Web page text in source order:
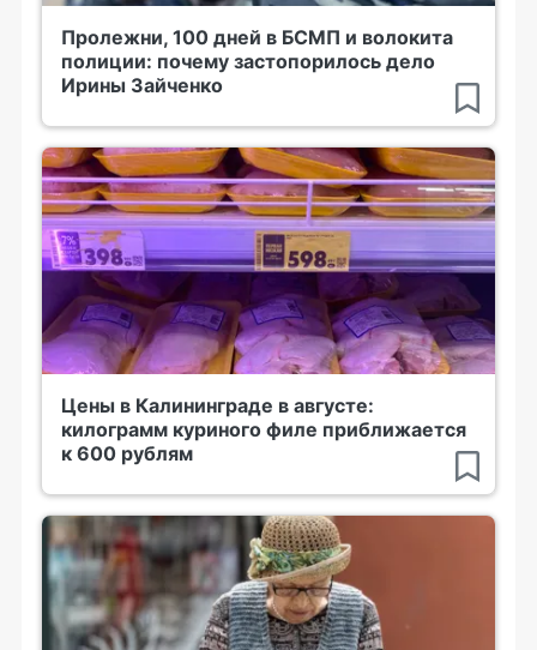
Пролежни, 100 дней в БСМП и волокита
полиции: почему застопорилось дело
Ирины Зайченко
Цены в Калининграде в августе:
килограмм куриного филе приближается
к 600 рублям